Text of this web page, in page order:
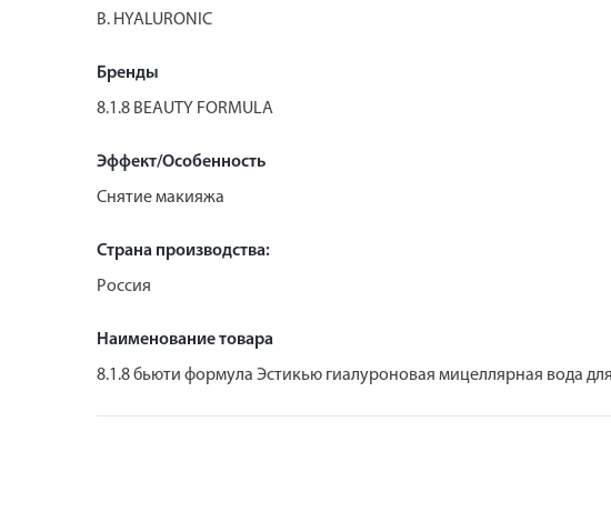
B. HYALURONIC
Бренды
8.1.8 BEAUTY FORMULA
Эффект/Особенность
Снятие макияжа
Страна производства:
Россия
Наименование товара
8.1.8 бьюти формула Эстикью гиалуроновая мицеллярная вода